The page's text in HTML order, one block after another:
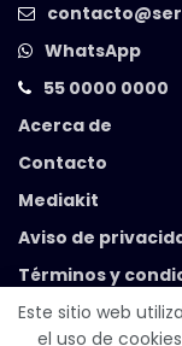
WhatsApp
55 0000 0000
Acerca de
Contacto
Mediakit
Aviso de
Términos y
Este sitio web
el uso de